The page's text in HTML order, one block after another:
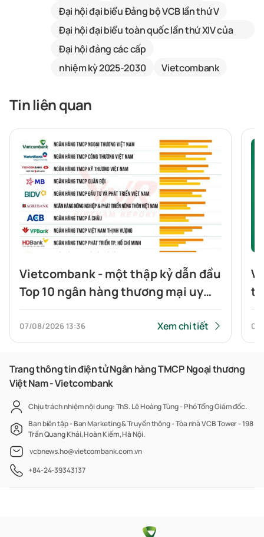
Đại hội đại biểu Đảng bộ VCB lần thứ V
Đại hội đại biểu toàn quốc lần thứ XIV của
Đảng
Đại hội đảng các cấp
nhiệm kỳ 2025-2030
Vietcombank
Tin liên quan
Vietcombank - một thập kỷ dẫn đầu
Top 10 ngân hàng thương mại uy
tín
07/08/2026 13:36 Xem chi tiết
Trang thông tin điện tử Ngân hàng TMCP Ngoại thương
Việt Nam - Vietcombank
Chịu trách nhiệm nội dung: ThS. Lê Hoàng Tùng - Phó Tổng Giám đốc.
Ban biên tập - Ban Marketing & Truyền thông - Tòa nhà VCB Tower - 198
Trần Quang Khải, Hoàn Kiếm, Hà Nội.
vcbnews.ho@vietcombank.com.vn
+84-24-39343137